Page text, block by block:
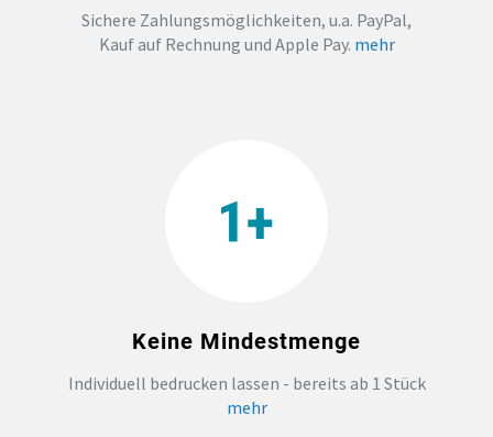
GROSSBESTELLUNG
Sichere Zahlungsmöglichkeiten, u.a. PayPal,
Kauf auf Rechnung und Apple Pay. mehr
Keine Mindestmenge
Individuell bedrucken lassen - bereits ab 1 Stück
mehr